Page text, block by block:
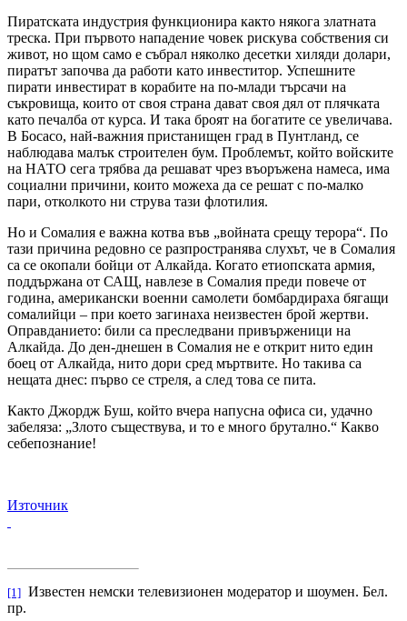
Пиратската индустрия функционира както някога златната
треска. При първото нападение човек рискува собствения си
живот, но щом само е събрал няколко десетки хиляди долари,
пиратът започва да работи като инвеститор. Успешните
пирати инвестират в корабите на по-млади търсачи на
съкровища, които от своя страна дават своя дял от плячката
като печалба от курса. И така броят на богатите се увеличава.
В Босасо, най-важния пристанищен град в Пунтланд, се
наблюдава малък строителен бум. Проблемът, който войските
на НАТО сега трябва да решават чрез въоръжена намеса, има
социални причини, които можеха да се решат с по-малко
пари, отколкото ни струва тази флотилия.
Но и Сомалия е важна котва във „войната срещу терора“. По
тази причина редовно се разпространява слухът, че в Сомалия
са се окопали бойци от Алкайда. Когато етиопската армия,
поддържана от САЩ, навлезе в Сомалия преди повече от
година, американски военни самолети бомбардираха бягащи
сомалийци – при което загинаха неизвестен брой жертви.
Оправданието: били са преследвани привърженици на
Алкайда. До ден-днешен в Сомалия не е открит нито един
боец от Алкайда, нито дори сред мъртвите. Но такива са
нещата днес: първо се стреля, а след това се пита.
Както Джордж Буш, който вчера напусна офиса си, удачно
забеляза: „Злото съществува, и то е много брутално.“ Какво
себепознание!
Източник
[1] Известен немски телевизионен модератор и шоумен. Бел.
пр.